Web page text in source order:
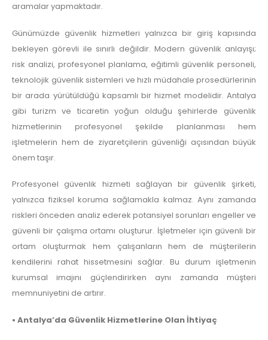
aramalar yapmaktadır.
Günümüzde güvenlik hizmetleri yalnızca bir giriş kapısında
bekleyen görevli ile sınırlı değildir. Modern güvenlik anlayışı;
risk analizi, profesyonel planlama, eğitimli güvenlik personeli,
teknolojik güvenlik sistemleri ve hızlı müdahale prosedürlerinin
bir arada yürütüldüğü kapsamlı bir hizmet modelidir. Antalya
gibi turizm ve ticaretin yoğun olduğu şehirlerde güvenlik
hizmetlerinin profesyonel şekilde planlanması hem
işletmelerin hem de ziyaretçilerin güvenliği açısından büyük
önem taşır.
Profesyonel güvenlik hizmeti sağlayan bir güvenlik şirketi,
yalnızca fiziksel koruma sağlamakla kalmaz. Aynı zamanda
riskleri önceden analiz ederek potansiyel sorunları engeller ve
güvenli bir çalışma ortamı oluşturur. İşletmeler için güvenli bir
ortam oluşturmak hem çalışanların hem de müşterilerin
kendilerini rahat hissetmesini sağlar. Bu durum işletmenin
kurumsal imajını güçlendirirken aynı zamanda müşteri
memnuniyetini de artırır.
• Antalya’da Güvenlik Hizmetlerine Olan İhtiyaç